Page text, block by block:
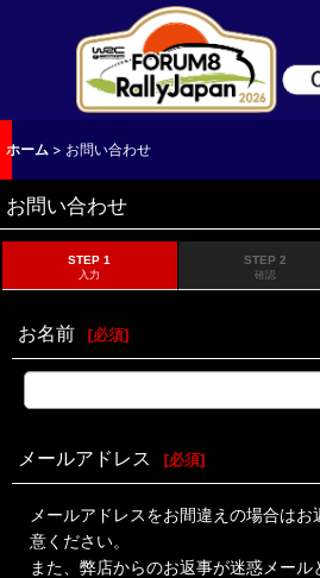
ホーム > お問い合わせ
お問い合わせ
STEP 1
入力
STEP 2
確認
お名前 [必須]
メールアドレス [必須]
メールアドレスをお間違えの場合は
意ください。
また、弊店からのお返事が迷惑メー